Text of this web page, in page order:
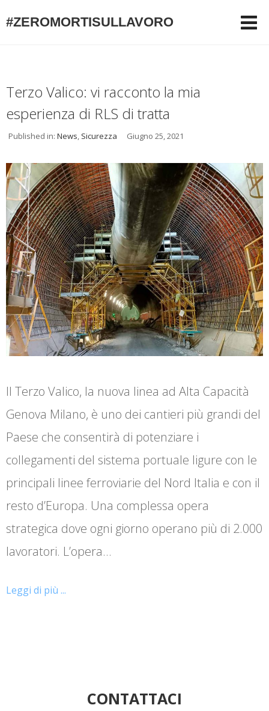
#ZEROMORTISULLAVORO
Terzo Valico: vi racconto la mia
esperienza di RLS di tratta
Published in: News, Sicurezza Giugno 25, 2021
Il Terzo Valico, la nuova linea ad Alta Capacità
Genova Milano, è uno dei cantieri più grandi del
Paese che consentirà di potenziare i
collegamenti del sistema portuale ligure con le
principali linee ferroviarie del Nord Italia e con il
resto d’Europa. Una complessa opera
strategica dove ogni giorno operano più di 2.000
lavoratori. L’opera…
Leggi di più ...
CONTATTACI